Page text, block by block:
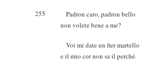
255
Padron caro, padron bello
non volete bene a me?
Voi mi date un fier martello
e il mio cor non sa il perché.